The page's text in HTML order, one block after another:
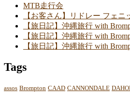
MTB走行会
【お客さん】リドレー フェニ
【旅日記】沖縄旅行 with
【旅日記】沖縄旅行 with
【旅日記】沖縄旅行 with
Tags
assos Brompton CAAD CANNONDALE